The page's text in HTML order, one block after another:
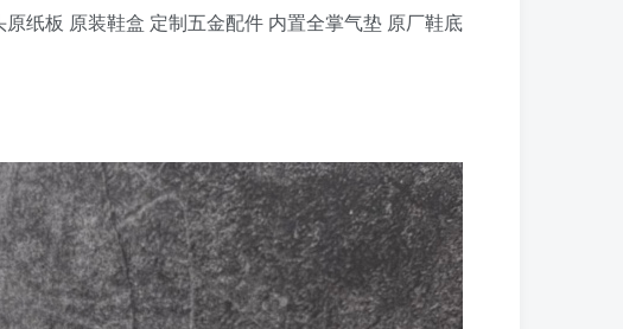
纸板 原装鞋盒 定制五金配件 内置全掌气垫 原厂鞋底